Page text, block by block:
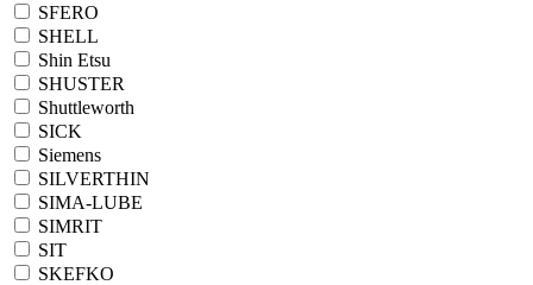
SFERO
SHELL
Shin Etsu
SHUSTER
Shuttleworth
SICK
Siemens
SILVERTHIN
SIMA-LUBE
SIMRIT
SIT
SKEFKO